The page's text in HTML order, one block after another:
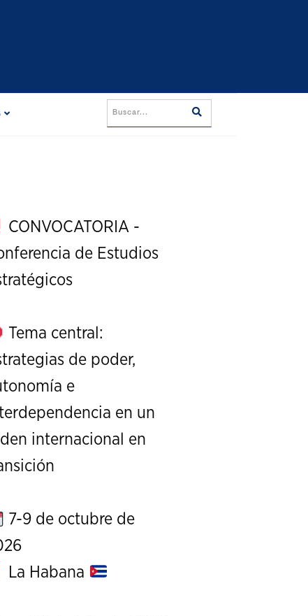
XI Conference on Strategic
CONVOCATORIA -
de Estudios
Tema central:
de poder,
e
en un
internacional en
7-9 de octubre de
La Habana